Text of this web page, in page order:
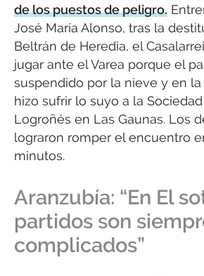
de los puestos de peligro.
José María Alonso, tras la
Beltrán de Heredia, el
jugar ante el Varea porque el
suspendido por la nieve y en la
hizo sufrir lo suyo a la
Logroñés en Las Gaunas. Los
lograron romper el encuentro
minutos.
Aranzubía: “En El
partidos son
complicados”